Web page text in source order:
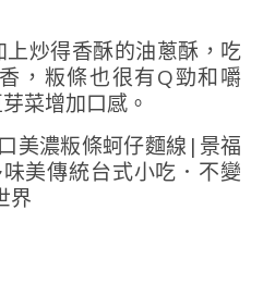
炒得香酥的油蔥酥，吃
，粄條也很有Q勁和嚼
菜增加口感。